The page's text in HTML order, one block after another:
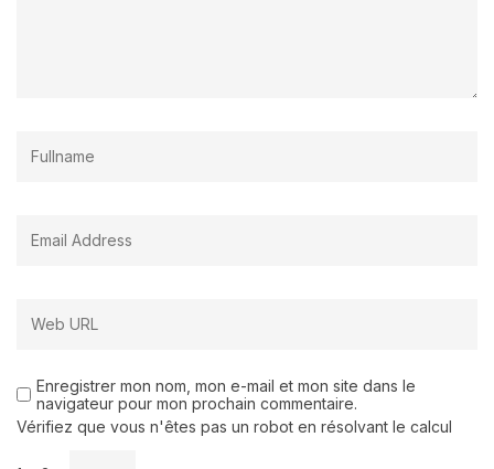
Enregistrer mon nom, mon e-mail et mon site dans le
navigateur pour mon prochain commentaire.
Vérifiez que vous n'êtes pas un robot en résolvant le calcul